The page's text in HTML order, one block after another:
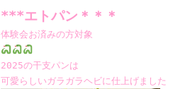
***エトパン＊＊＊
体験会お済みの方対象
2025の干支パンは
可愛らしいガラガラヘビに仕上げました